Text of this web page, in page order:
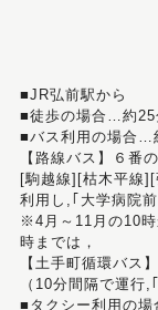
■JR弘前駅から
■徒歩の場合…約25
■バス利用の場合…
【路線バス】６番
[駒越線][枯木平線
利用し,｢大学病院
※4月～11月の10
時までは，
【土手町循環バス
（10分間隔で運行,
■タクシー利用の